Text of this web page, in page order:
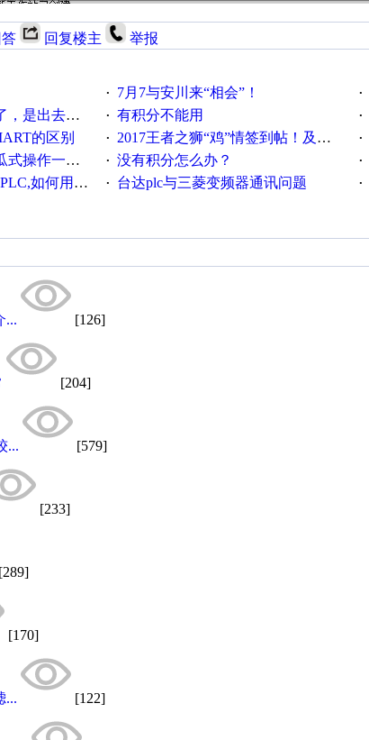
回复楼主 举报
· 7月7与安川来“相会”！ ·
:大家工作都要特别注意啊 · 有积分不能用 ·
的区别 · 2017王者之狮“鸡”情签到帖！及时更新在线研讨会预告 ·
即可实现自动备份或还原系统。 · 没有积分怎么办？ ·
可以自由输入！拜托各位大神了！ · 台达plc与三菱变频器通讯问题 ·
... [126]
[204]
... [579]
[233]
[289]
[170]
... [122]